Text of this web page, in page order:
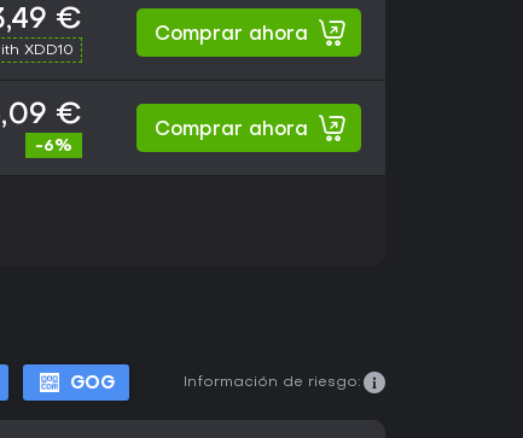
€
XDD10
Comprar ahora
€
-6%
Comprar ahora
GOG Información de riesgo: